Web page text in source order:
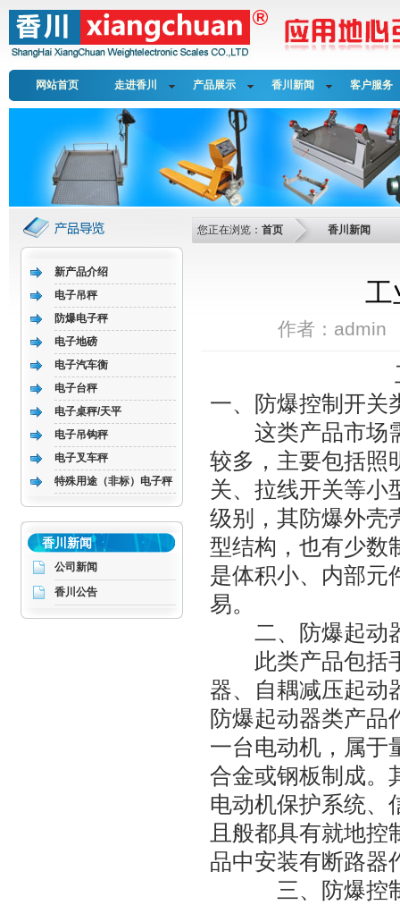
网站首页 走进香川 产品展示 香川新闻 客户服务
新产品介绍
电子吊秤
防爆电子秤
电子地磅
电子汽车衡
电子台秤
电子桌秤/天平
电子吊钩秤
电子叉车秤
特殊用途（非标）电子秤
香川新闻
公司新闻
香川公告
您正在浏览： 首页 香川新闻
工
作者：admin
一、防爆控制开关
这类产品市场需
较多，主要包括照
关、拉线开关等小
级别，其防爆外壳
型结构，也有少数
是体积小、内部元
易。
二、防爆起动
此类产品包括手
器、自耦减压起动
防爆起动器类产品
一台电动机，属于
合金或钢板制成。
电动机保护系统、
且般都具有就地
品中安装有断路器
三、防爆控